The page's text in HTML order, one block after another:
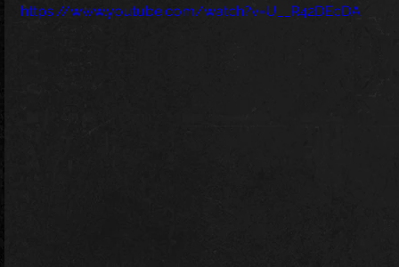
https://www.youtube.com/watch?v=U__R42DEcDA